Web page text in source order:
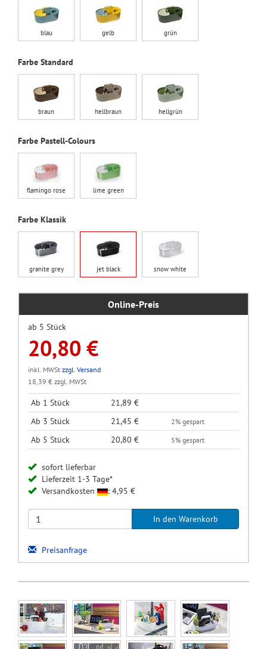
blau gelb grün
Farbe Standard
braun hellbraun hellgrün
Farbe Pastell-Colours
flamingo rose lime green
Farbe Klassik
granite grey jet black snow white
Online-Preis
ab 5 Stück
20,80 €
inkl. MWSt zzgl. Versand
18,39 € zzgl. MWSt
Ab 1 Stück
21,89 €
Ab 3 Stück
21,45 € 2% gespart
Ab 5 Stück 20,80 € 5% gespart
sofort lieferbar
Lieferzeit 1-3 Tage*
Versandkosten
: 4,95 €
Preisanfrage